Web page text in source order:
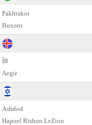
Pakhtakor
Buxoro
ÍR
Aegir
Ashdod
Hapoel Rishon LeZion